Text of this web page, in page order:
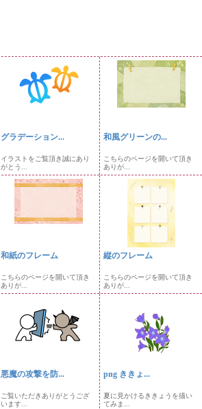
グラデーション...
イラストをご覧頂き誠にあり
がとう...
和風グリーンの...
こちらのページを開いて頂き
ありが...
和紙のフレーム
こちらのページを開いて頂き
ありが...
縦のフレーム
こちらのページを開いて頂き
ありが...
悪魔の攻撃を防...
ご覧いただきありがとうござ
います...
png ききょ...
夏に見かけるききょうを描い
てみま...